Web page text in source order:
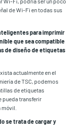
de Wi-Fi en todas sus
para imprimir
que sea compatible
de diseño de etiquetas
actualmente en el
de TSC, podemos
de etiquetas
pueda transferir
se trata de cargar y